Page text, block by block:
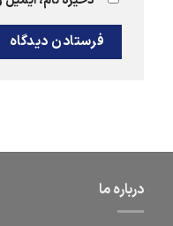
درباره ما